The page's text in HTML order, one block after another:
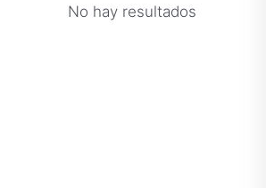
No hay resultados